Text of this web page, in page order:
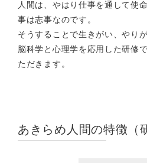
人間は、やはり仕事を通して使
事は志事なのです。
そうすることで生きがい、やり
脳科学と心理学を応用した研修
ただきます。
あきらめ人間の特徴（